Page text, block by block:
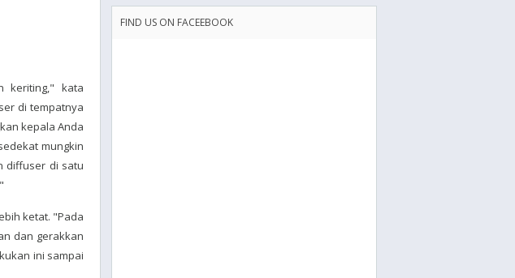
keriting," kata
di tempatnya
kepala Anda
mungkin
diffuser di satu
ketat. "Pada
dan gerakkan
ini sampai
FIND US ON FACEEBOOK